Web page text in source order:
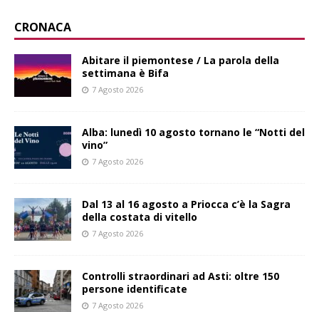
CRONACA
Abitare il piemontese / La parola della
settimana è Bifa
7 Agosto 2026
Alba: lunedì 10 agosto tornano le “Notti del
vino”
7 Agosto 2026
Dal 13 al 16 agosto a Priocca c’è la Sagra
della costata di vitello
7 Agosto 2026
Controlli straordinari ad Asti: oltre 150
persone identificate
7 Agosto 2026